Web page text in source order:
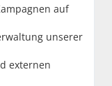
auf
unserer
externen